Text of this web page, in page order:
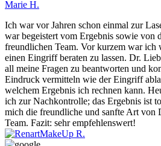
Marie H.
Ich war vor Jahren schon einmal zur
war begeistert vom Ergebnis sowie von
freundlichen Team. Vor kurzem war ich
einen Eingriff beraten zu lassen. Dr.
all meine Fragen zu beantworten und
Eindruck vermitteln wie der Eingriff
welchem Ergebnis ich rechnen kann.
ich zur Nachkontrolle; das Ergebnis ist
mich die freundliche und sanfte Art von
Team. Fazit: sehr empfehlenswert!